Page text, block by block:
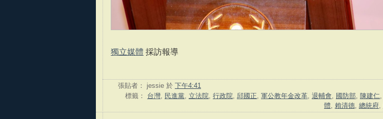
獨立媒體 採訪報導
張貼者： jessie 於 下午4:41
標籤： 台灣 民進黨 立法院 行政院 邱國正 軍公教年金改革 退輔會 國防部 陳建仁
體
賴清德 總統府